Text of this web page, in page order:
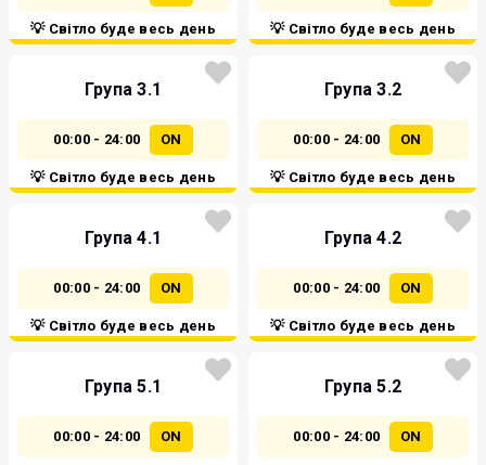
💡 Світло буде весь день 💡 Світло буде весь день
Група 3.1
00:00 - 24:00 ON
💡 Світло буде весь день
Група 3.2
00:00 - 24:00 ON
💡 Світло буде весь день
Група 4.1
00:00 - 24:00 ON
💡 Світло буде весь день
Група 4.2
00:00 - 24:00 ON
💡 Світло буде весь день
Група 5.1
00:00 - 24:00 ON
Група 5.2
00:00 - 24:00 ON